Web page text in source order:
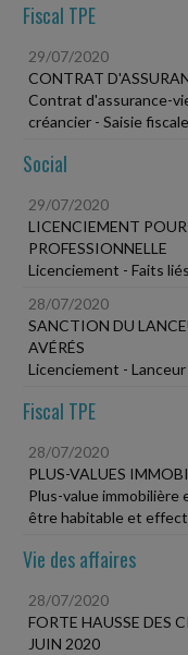
Fiscal TPE
29/07/2020
CONTRAT
Contrat d'assurance-
créancier - Saisie
Social
29/07/2020
LICENCIEMENT
PROFESSIONNELLE
Licenciement - Faits
28/07/2020
SANCTION DU
AVÉRÉS
Licenciement -
Fiscal TPE
28/07/2020
PLUS-VALUES
Plus-value immobilière
être habitable et
Vie des affaires
28/07/2020
FORTE HAUSSE DES
JUIN 2020